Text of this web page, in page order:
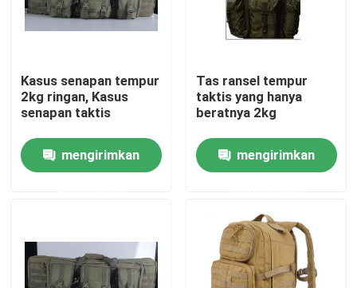
Kontrol Kualitas
Rompi anti peluru taktis militer
Kasus senapan tempur
2kg ringan, Kasus
senapan taktis
mengirimkan
Tas ransel tempur
taktis yang hanya
beratnya 2kg
mengirimkan